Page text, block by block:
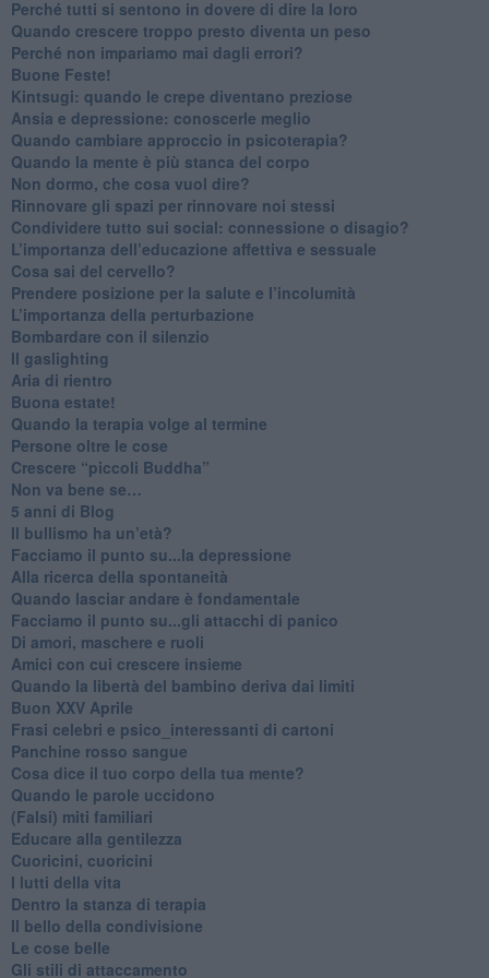
​Perché tutti si sentono in dovere di dire la loro
​Quando crescere troppo presto diventa un peso
​Perché non impariamo mai dagli errori?
​Buone Feste!
​Kintsugi: quando le crepe diventano preziose
Ansia e depressione: conoscerle meglio
Quando cambiare approccio in psicoterapia?
​Quando la mente è più stanca del corpo
Non dormo, che cosa vuol dire?
​Rinnovare gli spazi per rinnovare noi stessi
​Condividere tutto sui social: connessione o disagio?
​L’importanza dell’educazione affettiva e sessuale
​Cosa sai del cervello?
Prendere posizione per la salute e l’incolumità
L’importanza della perturbazione
​Bombardare con il silenzio
Il gaslighting
Aria di rientro
Buona estate!
​Quando la terapia volge al termine
​Persone oltre le cose
​Crescere “piccoli Buddha”
Non va bene se…
​5 anni di Blog
​Il bullismo ha un’età?
Facciamo il punto su...la depressione
​Alla ricerca della spontaneità
​Quando lasciar andare è fondamentale
Facciamo il punto su...gli attacchi di panico
Di amori, maschere e ruoli
​Amici con cui crescere insieme
​Quando la libertà del bambino deriva dai limiti
Buon XXV Aprile
​Frasi celebri e psico_interessanti di cartoni
​Panchine rosso sangue
​Cosa dice il tuo corpo della tua mente?
​Quando le parole uccidono
​(Falsi) miti familiari
​Educare alla gentilezza
​Cuoricini, cuoricini
I lutti della vita
​Dentro la stanza di terapia
​Il bello della condivisione
Le cose belle
​Gli stili di attaccamento